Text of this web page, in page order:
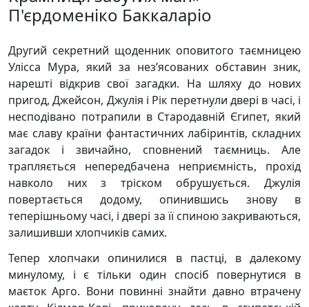
П'єрдоменіко Баккаларіо
Другий секретний щоденник оповитого таємницею
Улісса Мура, який за нез’ясованих обставин зник,
нарешті відкрив свої загадки. На шляху до нових
пригод, Джейсон, Джулія і Рік перетнули двері в часі, і
несподівано потрапили в Стародавній Єгипет, який
має славу країни фантастичних лабіринтів, складних
загадок і звичайно, сповнений таємниць. Але
трапляється непередбачена неприємність, прохід
навколо них з тріском обрушується. Джулія
повертається додому, опинившись знову в
теперішньому часі, і двері за її спиною закриваються,
залишивши хлопчиків самих.
Тепер хлопчаки опинилися в пастці, в далекому
минулому, і є тільки один спосіб повернутися в
маєток Арго. Вони повинні знайти давно втрачену